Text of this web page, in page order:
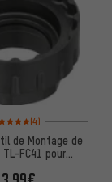
moyenne : 5 sur 5
(4)
de Montage de
FC41 pour